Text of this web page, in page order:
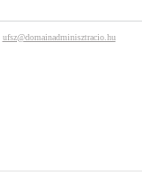
ufsz@domainadminisztracio.hu